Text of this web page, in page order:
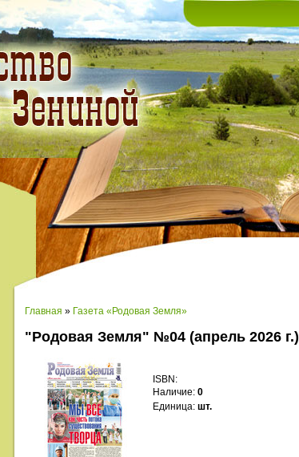
Главная » Газета «Родовая Земля»
"Родовая Земля" №04 (апрель 2026 г.)
ISBN:
Наличие: 0
Единица: шт.